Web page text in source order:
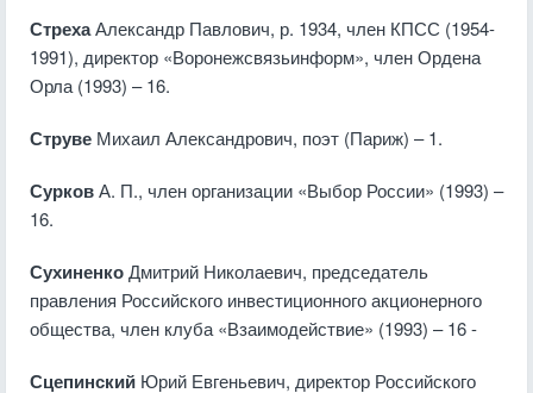
СтрехаАлександр Павлович, р. 1934, член КПСС (1954-
1991), директор «Воронежсвязьинформ», член Ордена
Орла (1993) – 16.
Струве Михаил Александрович, поэт (Париж) – 1.
СурковА. П., член организации «Выбор России» (1993) –
16.
СухиненкоДмитрий Николаевич, председатель
правления Российского инвестиционного акционерного
общества, член клуба «Взаимодействие» (1993) – 16 -
Сцепинский Юрий Евгеньевич, директор Российского